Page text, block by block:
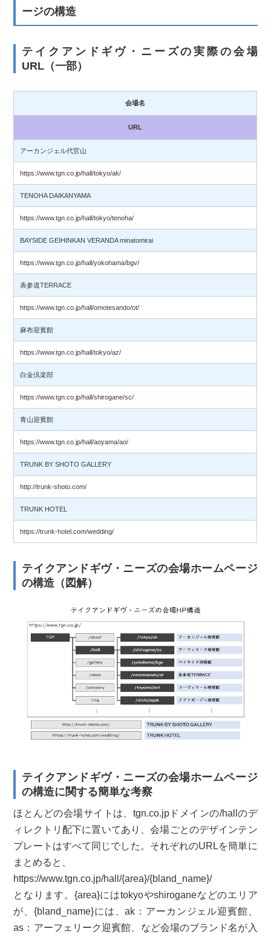
ージの構造
テイクアンドギヴ・ニーズの実際の会場
URL（一部）
会場名
URL
アーカンジェル代官山
https://www.tgn.co.jp/hall/tokyo/ak/
TENOHA DAIKANYAMA
https://www.tgn.co.jp/hall/tokyo/tenoha/
BAYSIDE GEIHINKAN VERANDA minatomirai
https://www.tgn.co.jp/hall/yokohama/bgv/
表参道TERRACE
https://www.tgn.co.jp/hall/omotesando/ot/
麻布迎賓館
https://www.tgn.co.jp/hall/tokyo/az/
白金倶楽部
https://www.tgn.co.jp/hall/shirogane/sc/
青山迎賓館
https://www.tgn.co.jp/hall/aoyama/ao/
TRUNK BY SHOTO GALLERY
http://trunk-shoto.com/
TRUNK HOTEL
https://trunk-hotel.com/wedding/
テイクアンドギヴ・ニーズの会場ホームページ
の構造（図解）
テイクアンドギヴ・ニーズの会場ホームページ
の構造に関する簡単な考察
ほとんどの会場サイトは、tgn.co.jpドメインの/hallのデ
ィレクトリ配下に置いてあり、会場ごとのデザインテン
プレートはすべて同じでした。それぞれのURLを簡単に
まとめると、
https://www.tgn.co.jp/hall/{area}/{bland_name}/
となります。{area}にはtokyoやshiroganeなどのエリア
が、{bland_name}には、ak：アーカンジェル迎賓館、
as：アーフェリーク迎賓館、など会場のブランド名が入